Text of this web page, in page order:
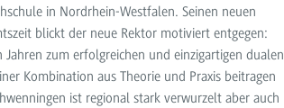
in Nordrhein-Westfalen. Seinen neuen
blickt der neue Rektor motiviert entgegen:
zum erfolgreichen und einzigartigen dualen
Kombination aus Theorie und Praxis beitragen
ist regional stark verwurzelt aber auch